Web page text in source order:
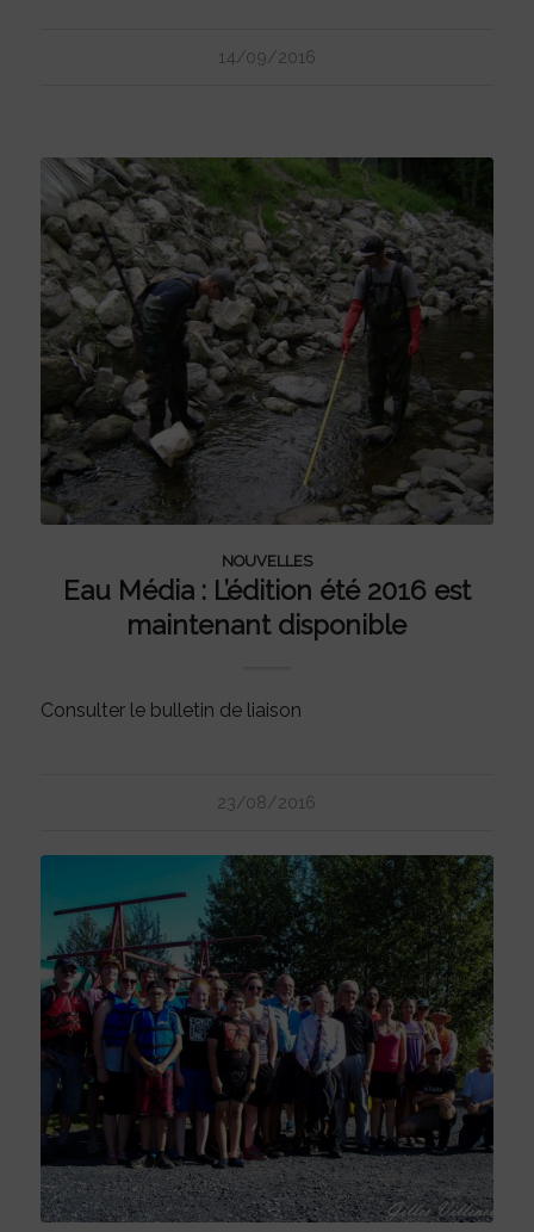
14/09/2016
NOUVELLES
Eau Média : L’édition été 2016 est
maintenant disponible
Consulter le bulletin de liaison
23/08/2016